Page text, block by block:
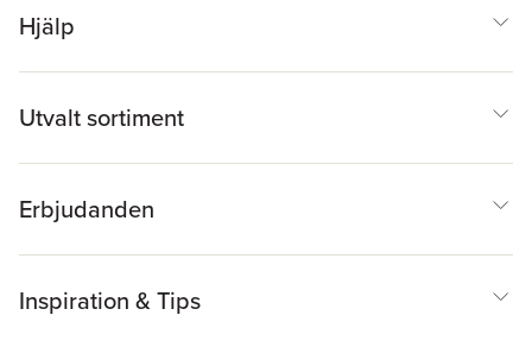
Hjälp
Utvalt sortiment
Erbjudanden
Inspiration & Tips